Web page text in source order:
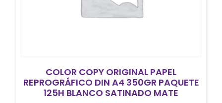
COLOR COPY ORIGINAL PAPEL
REPROGRÁFICO DIN A4 350GR PAQUETE
125H BLANCO SATINADO MATE